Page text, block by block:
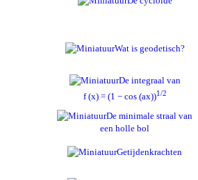
Wat is geodetisch?
De integraal van
f (x) = (1 − cos (ax))1/2
De minimale straal van
een holle bol
Getijdenkrachten